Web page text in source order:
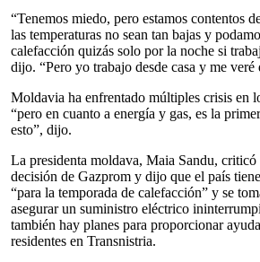
“Tenemos miedo, pero estamos contentos
las temperaturas no sean tan bajas y
calefacción quizás solo por la noche si
dijo. “Pero yo trabajo desde casa y me veré
Moldavia ha enfrentado múltiples crisis en
“pero en cuanto a energía y gas, es la
esto”, dijo.
La presidenta moldava, Maia Sandu, criticó
decisión de Gazprom y dijo que el país
“para la temporada de calefacción” y se
asegurar un suministro eléctrico
también hay planes para proporcionar
residentes en Transnistria.